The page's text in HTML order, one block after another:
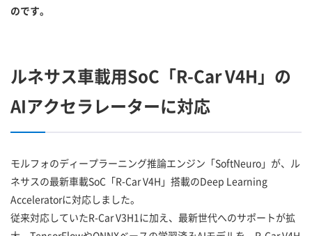
のです。
ルネサス車載用SoC「R-Car V4H」の
AIアクセラレーターに対応
モルフォのディープラーニング推論エンジン「SoftNeuro」が、ル
ネサスの最新車載SoC「R-Car V4H」搭載のDeep Learning
Acceleratorに対応しました。
従来対応していたR-Car V3H1に加え、最新世代へのサポートが拡